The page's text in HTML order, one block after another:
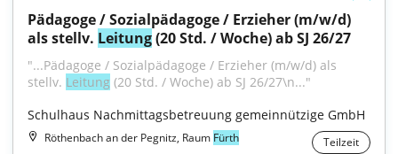
Pädagoge / Sozialpädagoge / Erzieher (m/w/d)
als stellv. Leitung (20 Std. / Woche) ab SJ 26/27
"...Pädagoge / Sozialpädagoge / Erzieher (m/w/d) als
stellv. Leitung (20 Std. / Woche) ab SJ 26/27\n..."
Schulhaus Nachmittagsbetreuung gemeinnützige GmbH
Röthenbach an der Pegnitz, Raum Fürth Teilzeit